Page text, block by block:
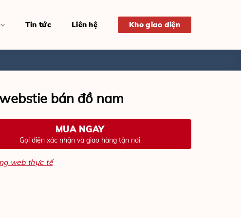
Tin tức Liên hệ Kho giao diện
bán đồ nam
MUA NGAY
Gọi điện xác nhận và giao hàng tận nơi
web thực tế